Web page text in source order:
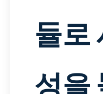
듈로
성을